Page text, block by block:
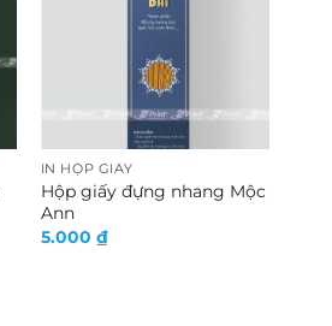
IN HỘP GIẤY
Hộp giấy đựng nhang Mộc
Ann
5.000 ₫